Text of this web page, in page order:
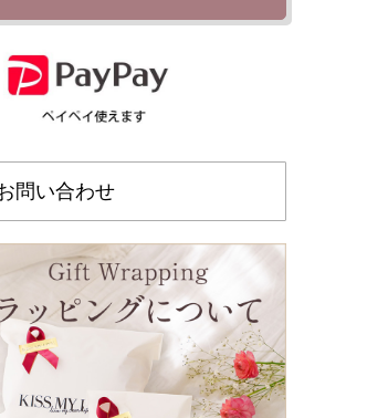
問い合わせ